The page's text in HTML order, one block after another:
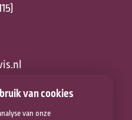
van cookies
van onze